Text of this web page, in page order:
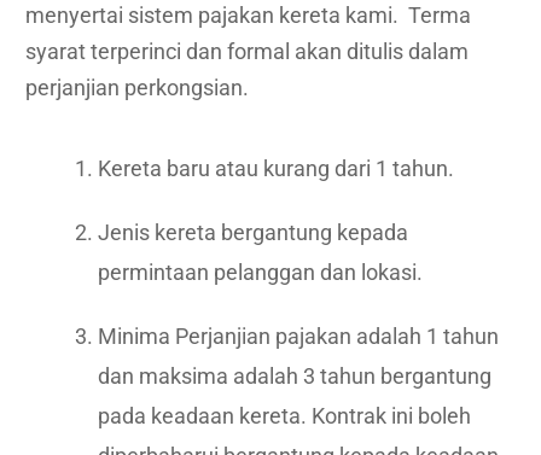
menyertai sistem pajakan kereta kami. Terma
syarat terperinci dan formal akan ditulis dalam
perjanjian perkongsian.
Kereta baru atau kurang dari 1 tahun.
Jenis kereta bergantung kepada
permintaan pelanggan dan lokasi.
Minima Perjanjian pajakan adalah 1 tahun
dan maksima adalah 3 tahun bergantung
pada keadaan kereta. Kontrak ini boleh